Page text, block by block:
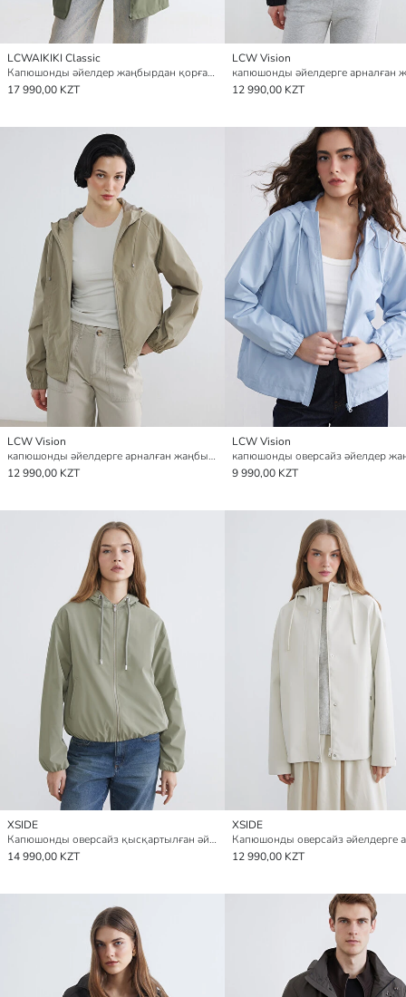
LCWAIKIKI Classic
Капюшонды әйелдер жаңбырдан қорғайтын жамылғы
17 990,00 KZT
LCW Vision
12 990,00 KZT
LCW Vision
капюшонды әйелдерге арналған жаңбырдан қорғайтын жамылғы
12 990,00 KZT
LCW Vision
9 990,00 KZT
XSIDE
Капюшонды оверсайз қысқартылған әйелдер жаңбырдан қорғайтын жамылғы
14 990,00 KZT
XSIDE
12 990,00 KZT